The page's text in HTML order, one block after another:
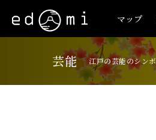
マップ
芸能 江戸の芸能のシン